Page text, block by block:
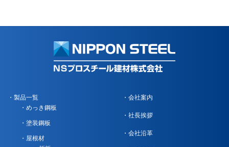
製品一覧
めっき鋼板
塗装鋼板
屋根材
会社案内
社長挨拶
会社沿革